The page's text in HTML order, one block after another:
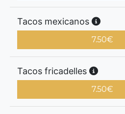
Tacos mexicanos
7.50€
Tacos fricadelles
7.50€